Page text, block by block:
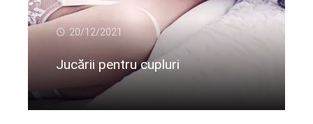
20/12/2021
Jucării pentru cupluri
Citeste mai departe...